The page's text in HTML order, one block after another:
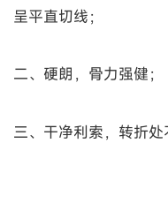
呈平直切线；
二、硬朗，骨力强健；
三、干净利索，转折处